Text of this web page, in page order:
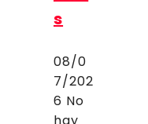
s
08/0
7/202
6 No